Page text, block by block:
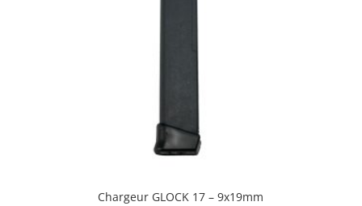
Chargeur GLOCK 17 – 9x19mm